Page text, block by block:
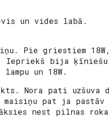
un vides labā.
Pie griestiem
Iepriekš bija ķīniešu
un 18W.
Nora pati uzšuva
pat ja
nest pilnas